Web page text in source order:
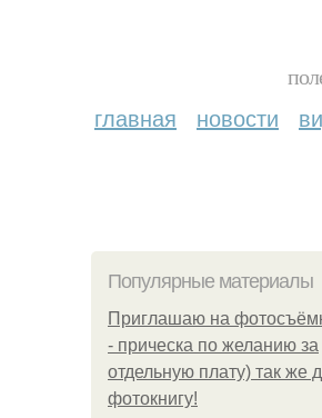
главная новости
Популярные материалы
Приглашаю на
- прическа по желанию за
отдельную плату) так же
фотокнигу!